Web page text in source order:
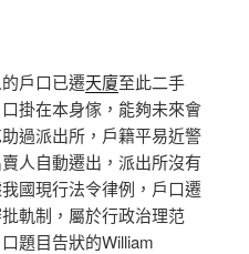
戶口已遷天廈至此二手
掛在本身傢，能夠未來會
過派出所，戶籍平易近警
人自動遷出，派出所沒有
國現行法令律例，戶口遷
軌制，屬於行政治理范
題目告狀的William